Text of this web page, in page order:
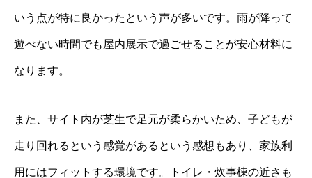
いう点が特に良かったという声が多いです。雨が降って
遊べない時間でも屋内展示で過ごせることが安心材料に
なります。
また、サイト内が芝生で足元が柔らかいため、子どもが
走り回れるという感覚があるという感想もあり、家族利
用にはフィットする環境です。トイレ・炊事棟の近さも